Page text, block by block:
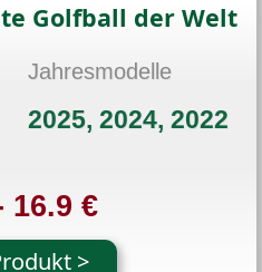
Golfball der Welt
Jahresmodelle
2025, 2024, 2022
16.9 €
>